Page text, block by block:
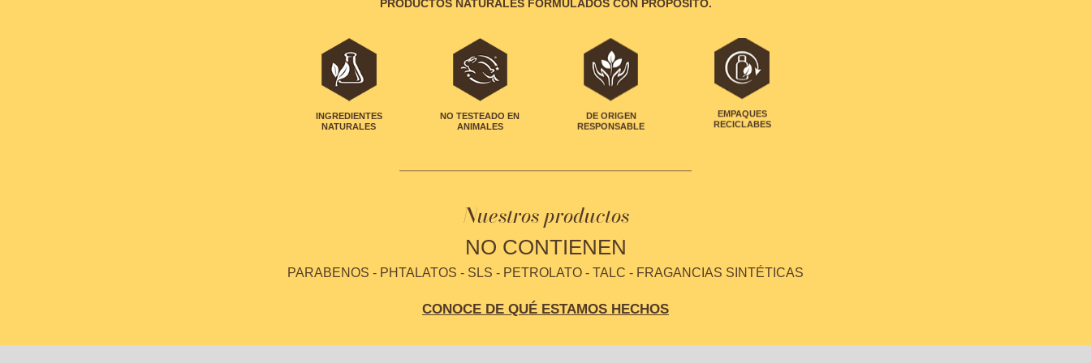
PRODUCTOS NATURALES FORMULADOS CON PROPÓSITO.
INGREDIENTES
NATURALES
NO TESTEADO EN
ANIMALES
DE ORIGEN
RESPONSABLE
EMPAQUES
RECICLABES
Nuestros productos
NO CONTIENEN
PARABENOS - PHTALATOS - SLS - PETROLATO - TALC - FRAGANCIAS SINTÉTICAS
CONOCE DE QUÉ ESTAMOS HECHOS